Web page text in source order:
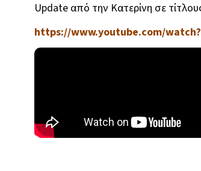
Update από την Κατερίνη σε
https://www.youtube.com/